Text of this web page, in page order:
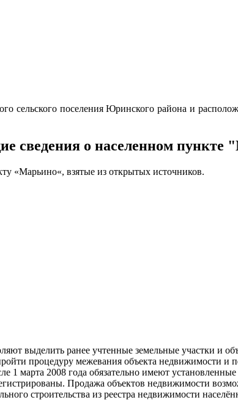
сельского поселения Юринского района и
сведения о населенном пункте
«Марьино«, взятые из открытых источников.
выделить ранее учтенные земельные участки и
процедуру межевания объекта недвижимости и
1 марта 2008 года обязательно имеют
Продажа объектов недвижимости
строительства из реестра недвижимости